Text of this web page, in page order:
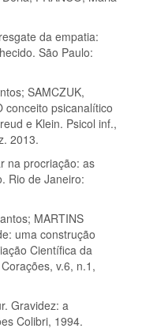
da empatia:
São Paulo:
SAMCZUK,
conceito psicanalítico
e Klein. Psicol inf.,
2013.
na procriação: as
Rio de Janeiro:
MARTINS
uma construção
Científica da
v.6, n.1,
Gravidez: a
Colibri, 1994.